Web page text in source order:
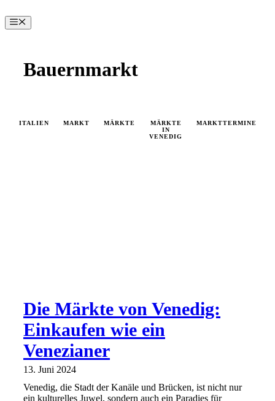
Inhalt
springen
Menü
Bauernmarkt
ITALIEN MARKT MÄRKTE
MÄRKTE
IN
VENEDIG
MARKTTERMINE
Die Märkte von Venedig:
Einkaufen wie ein
Venezianer
13. Juni 2024
Venedig, die Stadt der Kanäle und Brücken, ist nicht nur
ein kulturelles Juwel, sondern auch ein Paradies für